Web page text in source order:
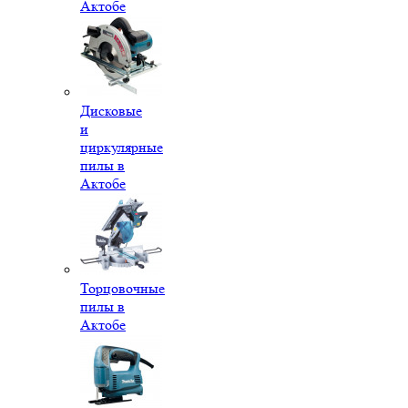
Актобе
Дисковые
и
циркулярные
пилы в
Актобе
Торцовочные
пилы в
Актобе